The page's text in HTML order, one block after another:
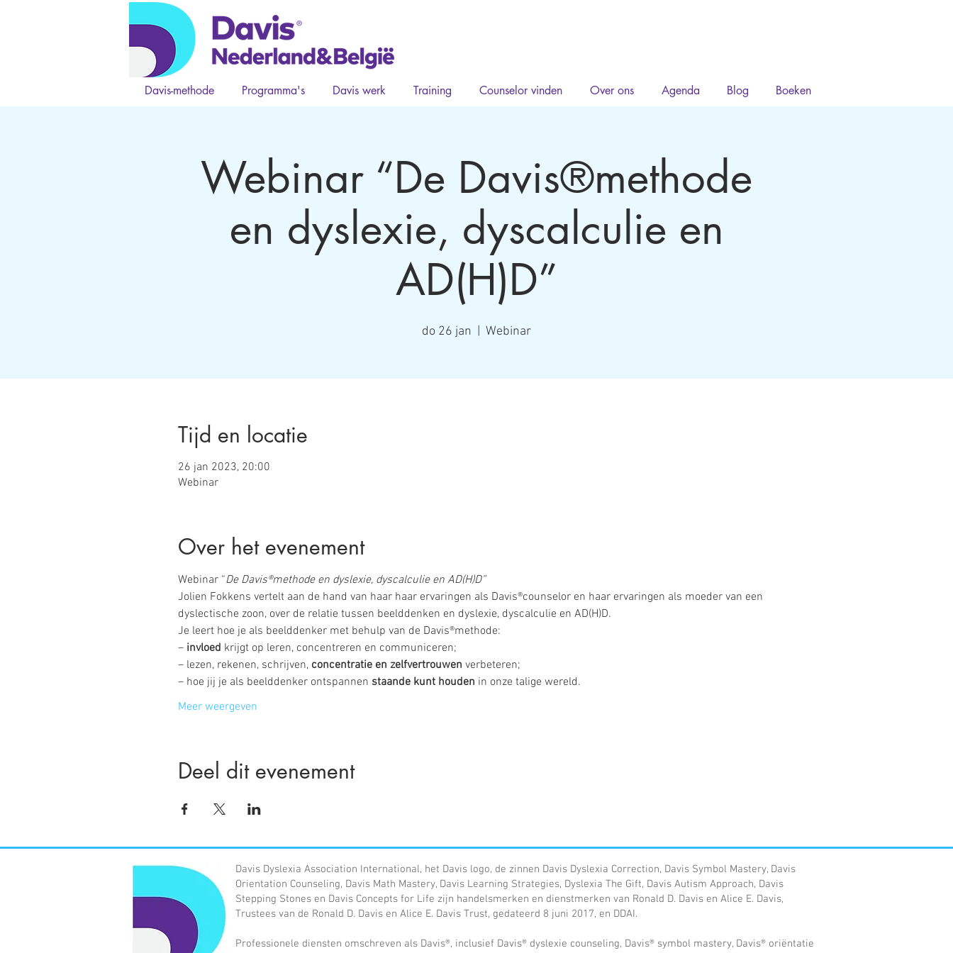
Davis-methode Programma's Davis werk Training Counselor vinden Over ons Agenda Blog Boeken
Webinar “De Davis®methode
en dyslexie, dyscalculie en
AD(H)D”
do 26 jan Webinar
Tijd en locatie
26 jan 2023, 20:00
Webinar
Over het evenement
Webinar “De Davis®methode en dyslexie, dyscalculie en AD(H)D”
Jolien Fokkens vertelt aan de hand van haar haar ervaringen als Davis®counselor en haar ervaringen als moeder van een
dyslectische zoon, over de relatie tussen beelddenken en dyslexie, dyscalculie en AD(H)D.
Je leert hoe je als beelddenker met behulp van de Davis®methode:
– invloed krijgt op leren, concentreren en communiceren;
– lezen, rekenen, schrijven, concentratie en zelfvertrouwen verbeteren;
– hoe jij je als beelddenker ontspannen staande kunt houden in onze talige wereld.
Meer weergeven
Deel dit evenement
Davis Dyslexia Association International, het Davis logo, de zinnen Davis Dyslexia Correction, Davis Symbol Mastery, Davis
Orientation Counseling, Davis Math Mastery, Davis Learning Strategies, Dyslexia The Gift, Davis Autism Approach, Davis
Stepping Stones en Davis Concepts for Life zijn handelsmerken en dienstmerken van Ronald D. Davis en Alice E. Davis,
Trustees van de Ronald D. Davis en Alice E. Davis Trust, gedateerd 8 juni 2017, en DDAI.
Professionele diensten omschreven als Davis®, inclusief Davis® dyslexie counseling, Davis® symbol mastery, Davis® oriëntatie